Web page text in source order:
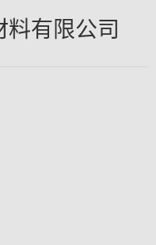
有限公司